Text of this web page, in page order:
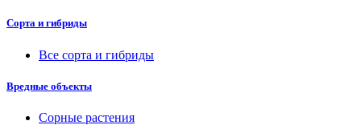
Сорта и гибриды
Все сорта и гибриды
Вредные объекты
Сорные растения